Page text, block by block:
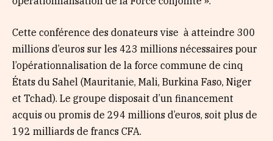
Cette conférence des donateurs vise à atteindre 300
millions d’euros sur les 423 millions nécessaires pour
l’opérationnalisation de la force commune de cinq
États du Sahel (Mauritanie, Mali, Burkina Faso, Niger
et Tchad). Le groupe disposait d’un financement
acquis ou promis de 294 millions d’euros, soit plus de
192 milliards de francs CFA.